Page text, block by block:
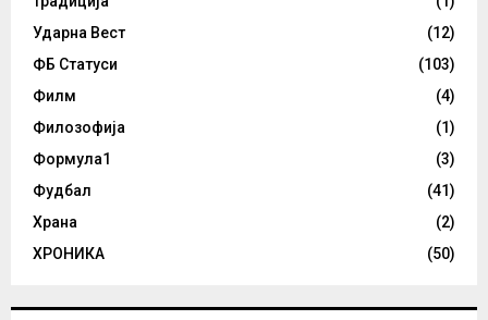
Ударна Вест
(12)
ФБ Статуси
(103)
Филм
(4)
Филозофија
(1)
Формула1
(3)
Фудбал
(41)
Храна
(2)
ХРОНИКА
(50)